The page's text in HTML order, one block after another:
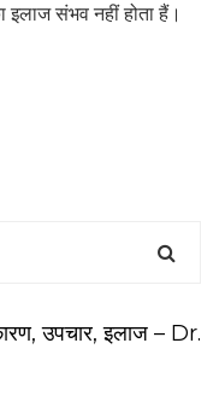
इलाज संभव नहीं होता हैं।
उपचार, इलाज – Dr.